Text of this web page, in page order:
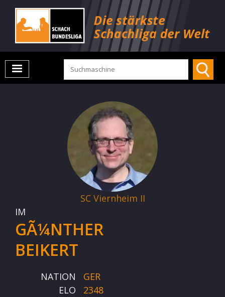
SC Viernheim II
IM
GÃ¼NTHER
BEIKERT
NATION
GER
ELO
2348